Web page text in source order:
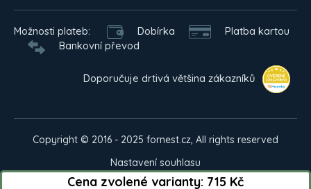
Cena zvolené varianty: 715 Kč
Možnosti plateb: Dobírka
Platba kartou
Bankovní převod
Doporučuje drtivá většina zákazníků
Copyright © 2016 - 2025 fornest.cz, All rights reserved
Nastavení souhlasu